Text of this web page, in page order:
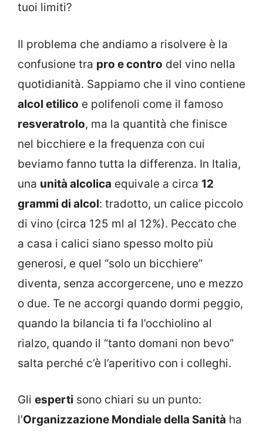
tuoi limiti?
Il problema che andiamo a risolvere è la
confusione tra pro e contro del vino nella
quotidianità. Sappiamo che il vino contiene
alcol etilico e polifenoli come il famoso
resveratrolo, ma la quantità che finisce
nel bicchiere e la frequenza con cui
beviamo fanno tutta la differenza. In Italia,
una unità alcolica equivale a circa 12
grammi di alcol: tradotto, un calice piccolo
di vino (circa 125 ml al 12%). Peccato che
a casa i calici siano spesso molto più
generosi, e quel “solo un bicchiere”
diventa, senza accorgercene, uno e mezzo
o due. Te ne accorgi quando dormi peggio,
quando la bilancia ti fa l’occhiolino al
rialzo, quando il “tanto domani non bevo”
salta perché c’è l’aperitivo con i colleghi.
Gli esperti sono chiari su un punto:
l’Organizzazione Mondiale della Sanità ha